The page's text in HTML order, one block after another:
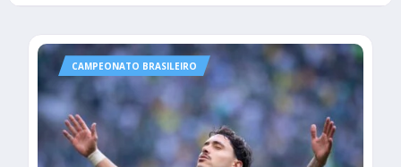
CAMPEONATO BRASILEIRO